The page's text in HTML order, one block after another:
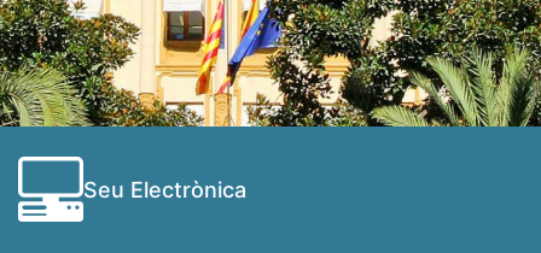
Seu Electrònica